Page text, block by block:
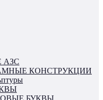
АЗС
КОНСТРУКЦИИ
БУКВЫ